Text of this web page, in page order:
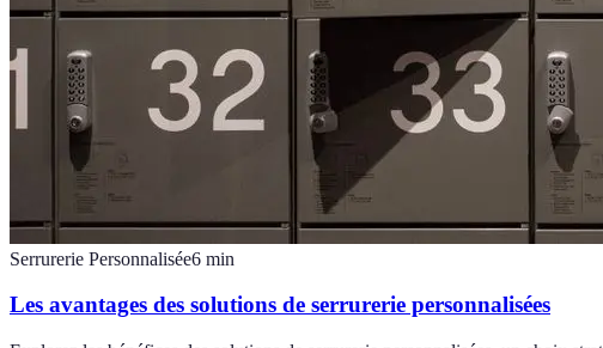
Serrurerie Personnalisée6 min
Les avantages des solutions de serrurerie personnalisées